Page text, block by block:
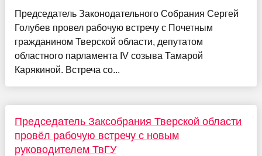
Председатель Законодательного Собрания Сергей
Голубев провел рабочую встречу с Почетным
гражданином Тверской области, депутатом
областного парламента IV созыва Тамарой
Карякиной. Встреча со...
Председатель Заксобрания Тверской области
провёл рабочую встречу с новым
руководителем ТвГУ